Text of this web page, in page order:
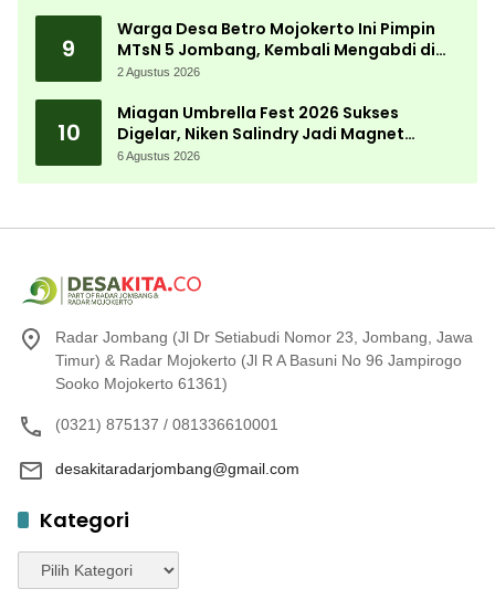
9
Warga Desa Betro Mojokerto Ini Pimpin
MTsN 5 Jombang, Kembali Mengabdi di
Almamater
2 Agustus 2026
10
Miagan Umbrella Fest 2026 Sukses
Digelar, Niken Salindry Jadi Magnet
Ribuan Pengunjung
6 Agustus 2026
Radar Jombang (Jl Dr Setiabudi Nomor 23, Jombang, Jawa
Timur) & Radar Mojokerto (Jl R A Basuni No 96 Jampirogo
Sooko Mojokerto 61361)
(0321) 875137 / 081336610001
desakitaradarjombang@gmail.com
Kategori
Kategori